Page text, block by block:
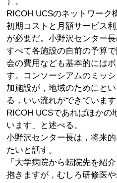
RICOH UCSのネットワーク
初期コストと月額サービス
が必要だ。小野沢センター
すべて各施設の自前の予算
会の費用なども基本的には
す。コンソーシアムのミッ
加施設が，地域のためにと
る，いい流れができていま
RICOH UCSであればほかの
います」と述べる。
小野沢センター長は，将来
たいと話す。
「大学病院から転院先を紹
抱きますが，むしろ研修医